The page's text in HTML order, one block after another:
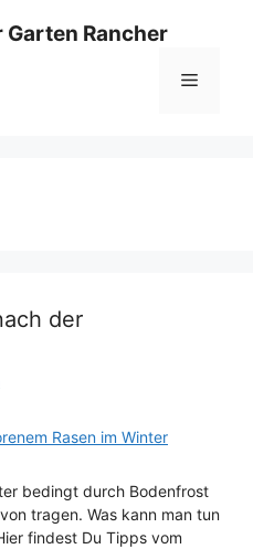
Garten Rancher
Menü
der
bedingt durch Bodenfrost
tragen. Was kann man tun
findest Du Tipps vom